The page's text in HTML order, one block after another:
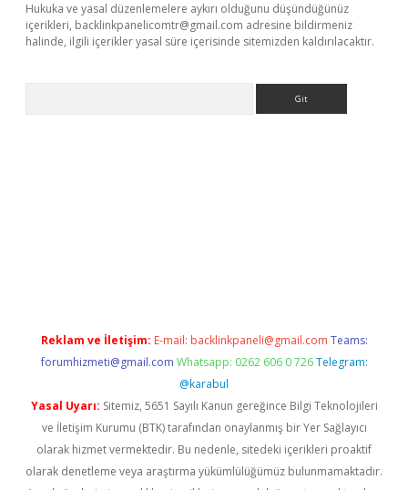
Hukuka ve yasal düzenlemelere aykırı olduğunu düşündüğünüz
içerikleri, backlinkpanelicomtr@gmail.com adresine bildirmeniz
halinde, ilgili içerikler yasal süre içerisinde sitemizden kaldırılacaktır.
Reklam ve İletişim: E-mail: backlinkpaneli@gmail.com Teams:
forumhizmeti@gmail.com Whatsapp: 0262 606 0 726 Telegram:
@karabul
Yasal Uyarı: Sitemiz, 5651 Sayılı Kanun gereğince Bilgi Teknolojileri
ve İletişim Kurumu (BTK) tarafından onaylanmış bir Yer Sağlayıcı
olarak hizmet vermektedir. Bu nedenle, sitedeki içerikleri proaktif
olarak denetleme veya araştırma yükümlülüğümüz bulunmamaktadır.